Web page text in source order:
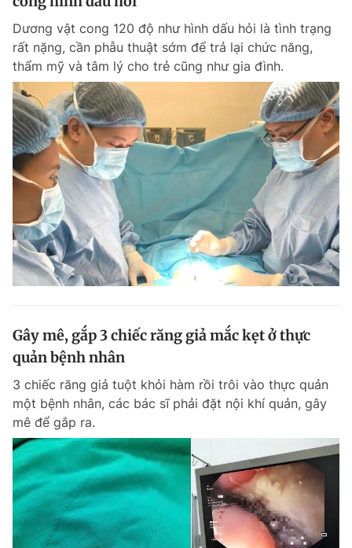
Dương vật cong 120 độ như hình dấu hỏi là tình trạng
rất nặng, cần phẫu thuật sớm để trả lại chức năng,
thẩm mỹ và tâm lý cho trẻ cũng như gia đình.
Gây mê, gắp 3 chiếc răng giả mắc kẹt ở thực
quản bệnh nhân
3 chiếc răng giả tuột khỏi hàm rồi trôi vào thực quản
một bệnh nhân, các bác sĩ phải đặt nội khí quản, gây
mê để gắp ra.